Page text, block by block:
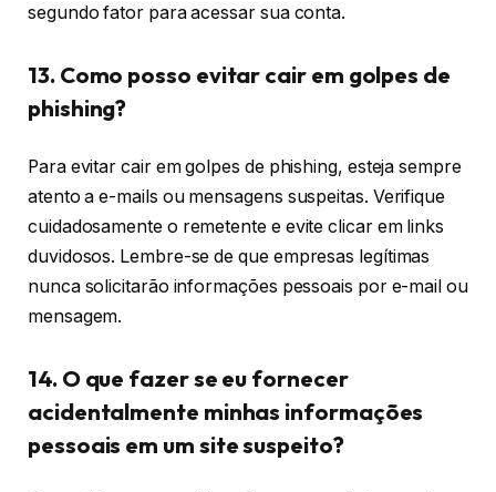
segundo fator para acessar sua conta.
13. Como posso evitar cair em golpes de
phishing?
Para evitar cair em golpes de phishing, esteja sempre
atento a e-mails ou mensagens suspeitas. Verifique
cuidadosamente o remetente e evite clicar em links
duvidosos. Lembre-se de que empresas legítimas
nunca solicitarão informações pessoais por e-mail ou
mensagem.
14. O que fazer se eu fornecer
acidentalmente minhas informações
pessoais em um site suspeito?